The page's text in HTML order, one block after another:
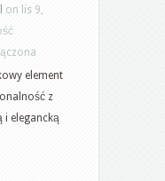
on lis 9,
element
z
i elegancką